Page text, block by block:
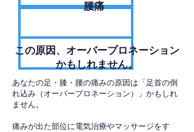
腰痛
​この原因、オーバープロネーション
かもしれません。
あなたの足・膝・腰の痛みの原因は「足首の倒
れ込み（オーバープロネーション）」かもしれ
ません。
痛みが出た部位に電気治療やマッサージをす